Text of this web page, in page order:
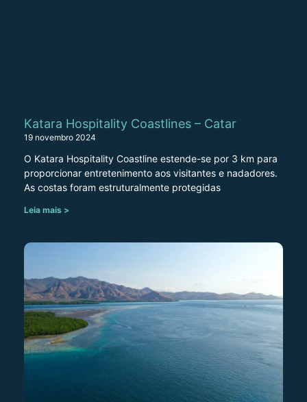
Katara Hospitality Coastlines – Catar
19 novembro 2024
O Katara Hospitality Coastline estende-se por 3 km para
proporcionar entretenimento aos visitantes e nadadores.
As costas foram estruturalmente protegidas
Leia mais >